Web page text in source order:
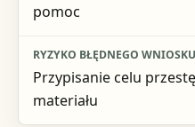
pomoc
Przypisanie celu
materiału